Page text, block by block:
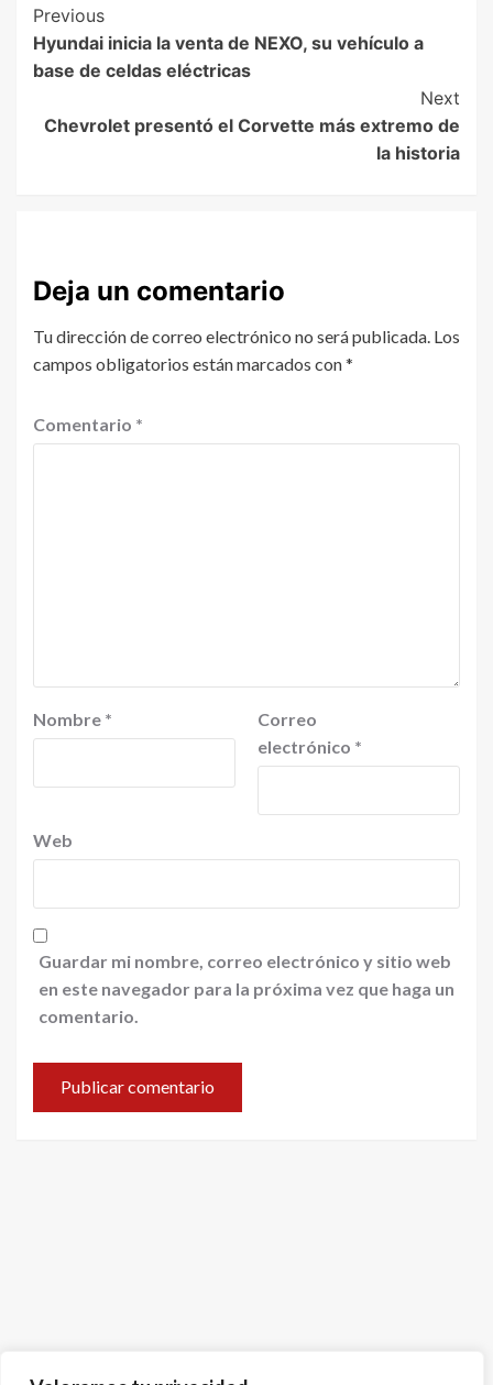
Previous
Hyundai inicia la venta de NEXO, su vehículo a
base de celdas eléctricas
Next
Chevrolet presentó el Corvette más extremo de
la historia
Deja un comentario
Tu dirección de correo electrónico no será publicada. Los
campos obligatorios están marcados con*
Comentario *
Nombre *
Correo
electrónico *
Web
Guardar mi nombre, correo electrónico y sitio web
en este navegador para la próxima vez que haga un
comentario.